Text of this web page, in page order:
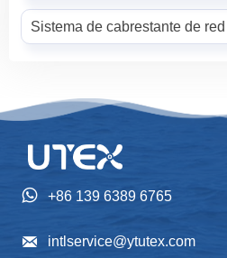
Sistema de cabrestante de red
 +86 139 6389 6765
 intlservice@ytutex.com